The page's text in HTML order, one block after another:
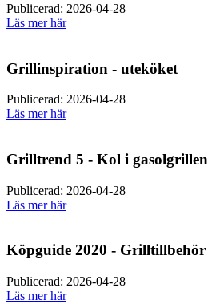
Publicerad: 2026-04-28
Läs mer här
Grillinspiration - uteköket
Publicerad: 2026-04-28
Läs mer här
Grilltrend 5 - Kol i gasolgrillen
Publicerad: 2026-04-28
Läs mer här
Köpguide 2020 - Grilltillbehör
Publicerad: 2026-04-28
Läs mer här